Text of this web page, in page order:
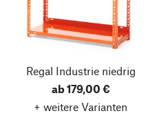
Regal Industrieniedrig
ab 179,00 €
+ weitere Varianten